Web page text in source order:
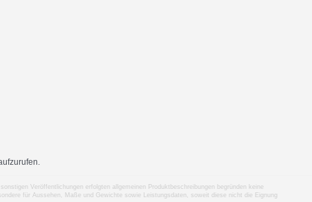
Veröffentlichungen erfolgten allgemeinen Produktbeschreibungen begründen keine
für Aussehen, Maße und Gewichte sowie Leistungsdaten, soweit diese nicht die Eignung